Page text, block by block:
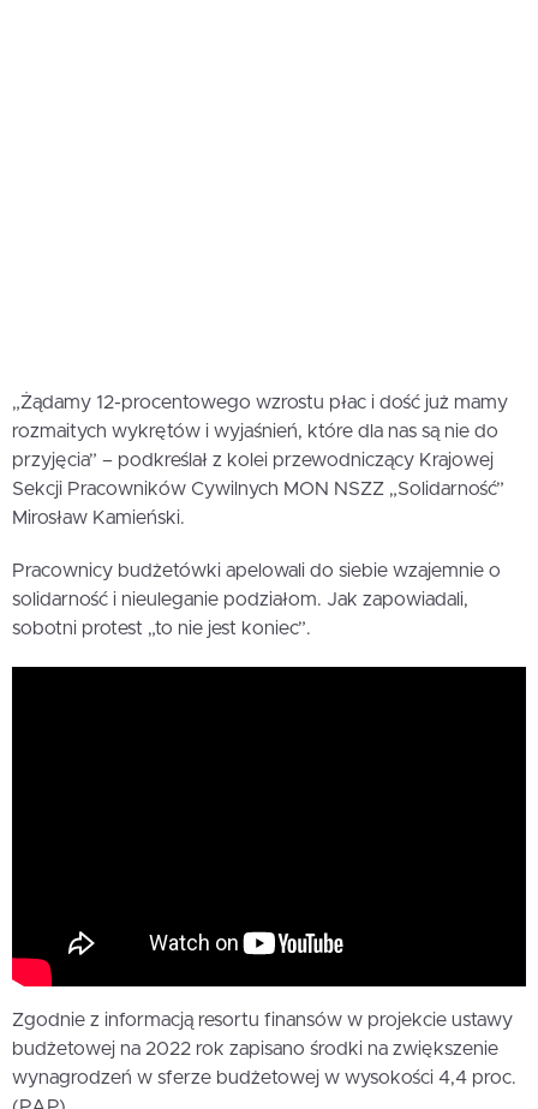
„Żądamy 12-procentowego wzrostu płac i dość już mamy
rozmaitych wykrętów i wyjaśnień, które dla nas są nie do
przyjęcia” – podkreślał z kolei przewodniczący Krajowej
Sekcji Pracowników Cywilnych MON NSZZ „Solidarność”
Mirosław Kamieński.
Pracownicy budżetówki apelowali do siebie wzajemnie o
solidarność i nieuleganie podziałom. Jak zapowiadali,
sobotni protest „to nie jest koniec”.
Zgodnie z informacją resortu finansów w projekcie ustawy
budżetowej na 2022 rok zapisano środki na zwiększenie
wynagrodzeń w sferze budżetowej w wysokości 4,4 proc.